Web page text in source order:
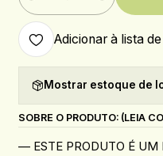
Quantidade
Adicionar à lista
Mostrar estoque de
SOBRE O PRODUTO: (LEIA
— ESTE PRODUTO É UM